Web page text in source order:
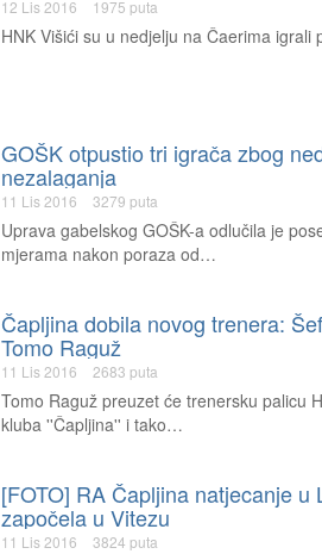
12 Lis 2016 1975 puta
HNK Višići su u nedjelju na Čaerima
GOŠK otpustio tri igrača zbog
nezalaganja
11 Lis 2016 3279 puta
Uprava gabelskog GOŠK-a odlučila je
mjerama nakon poraza od…
Čapljina dobila novog trenera:
Tomo Raguž
11 Lis 2016 2683 puta
Tomo Raguž preuzet će trenersku palicu
kluba ''Čapljina'' i tako…
[FOTO] RA Čapljina natjecanje u
započela u Vitezu
11 Lis 2016 3824 puta